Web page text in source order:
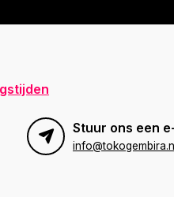
Stuur ons een e-
info@tokogembira.nl